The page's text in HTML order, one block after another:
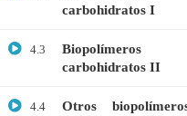
carbohidratos I
4.3
carbohidratos II
4.4
Otros
Biología Molecular
Bioquímica
Ciencias Ambientales